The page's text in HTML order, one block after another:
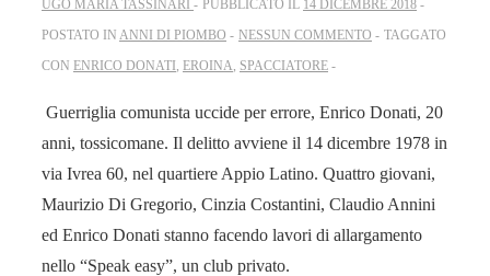
UGO MARIA TASSINARI PUBBLICATO IL 14 DICEMBRE 2018
POSTATO IN ANNI DI PIOMBO NESSUN COMMENTO
TAGGATO
CON ENRICO DONATI EROINA SPACCIATORE
Guerriglia comunista uccide per errore, Enrico Donati, 20
anni, tossicomane. Il delitto avviene il 14 dicembre 1978 in
via Ivrea 60, nel quartiere Appio Latino. Quattro giovani,
Maurizio Di Gregorio, Cinzia Costantini, Claudio Annini
ed Enrico Donati stanno facendo lavori di allargamento
nello “Speak easy”, un club privato.